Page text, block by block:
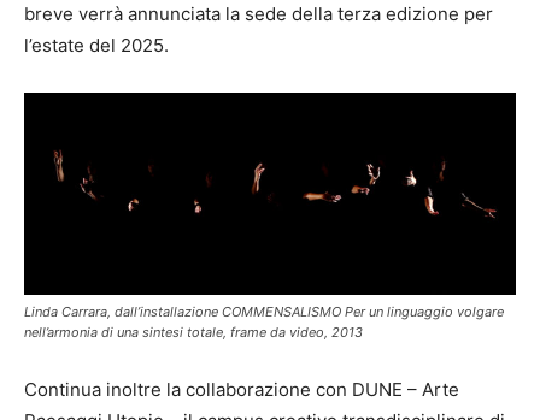
breve verrà annunciata la sede della terza edizione per
l’estate del 2025.
Linda Carrara, dall’installazione COMMENSALISMO Per un linguaggio volgare
nell’armonia di una sintesi totale, frame da video, 2013
Continua inoltre la collaborazione con DUNE – Arte